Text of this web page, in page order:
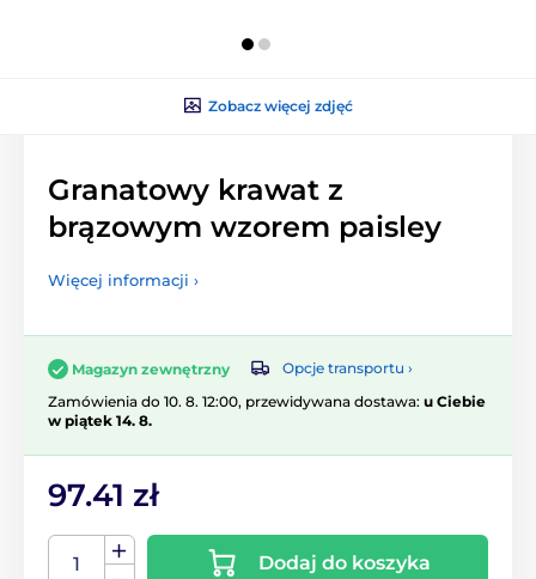
Zobacz więcej zdjęć
Granatowy krawat z
brązowym wzorem paisley
Więcej informacji ›
Magazyn zewnętrzny
Opcje transportu ›
Zamówienia do 10. 8. 12:00, przewidywana dostawa: u Ciebie
w piątek 14. 8.
97.41 zł
Dodaj do koszyka